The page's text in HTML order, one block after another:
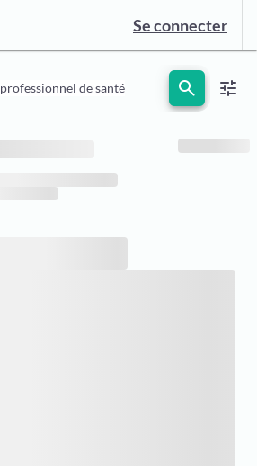
Se connecter
de santé search tune